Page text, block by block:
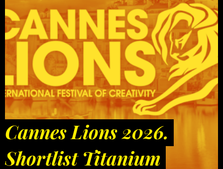
Cannes Lions 2026.
Shortlist Titanium